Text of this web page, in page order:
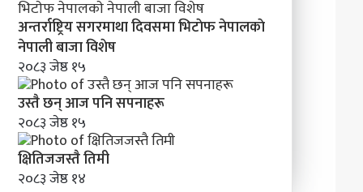
अन्तर्राष्ट्रिय सगरमाथा दिवसमा भिटाेफ नेपालकाे
नेपाली बाजा विशेष
२०८३ जेष्ठ १५
उस्तै छन् आज पनि सपनाहरू
२०८३ जेष्ठ १५
क्षितिजजस्तै तिमी
२०८३ जेष्ठ १४